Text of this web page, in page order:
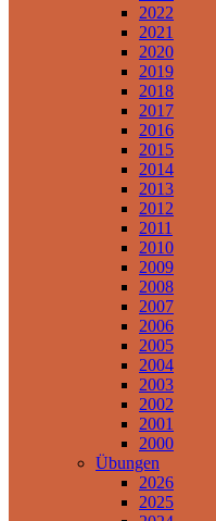
2022
2021
2020
2019
2018
2017
2016
2015
2014
2013
2012
2011
2010
2009
2008
2007
2006
2005
2004
2003
2002
2001
2000
Übungen
2026
2025